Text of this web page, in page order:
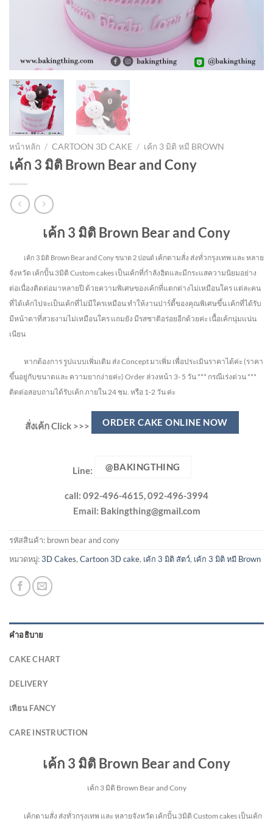
หน้าหลัก / CARTOON 3D CAKE / เค้ก 3 มิติ หมี BROWN
เค้ก 3 มิติ Brown Bear and Cony
เค้ก 3 มิติ Brown Bear and Cony
เค้ก 3 มิติ Brown Bear and Conyขนาด 2 ปอนด์ เค้กตามสั่ง ส่งทั่วกรุงเทพ และ หลาย
จังหวัด เค้กปั้น 3มิติ Custom cakes เป็นเค้กที่กำลังฮิตและมีกระแสความนิยมอย่าง
ต่อเนื่องติดต่อมาหลายปี ด้วยความพิเศษของเค้กที่แตกต่างไม่เหมือนใคร แต่ละคน
ที่ได้เค้กไปจะเป็นเค้กที่ไม่มีใครเหมือน ทำให้งานปาร์ตี้ของคุณพิเศษขึ้น เค้กที่ได้รับ
มีหน้าตาที่สวยงามไม่เหมือนใคร แถมยัง มีรสชาติอร่อยอีกด้วยค่ะ เนื้อเค้กนุ่มแน่น
เนียน
หากต้องการ รูปแบบเพิ่มเติม ส่ง Concept มาเพิ่ม เพื่อประเมินราคาได้ค่ะ (ราคา
ขึ้นอยู่กับขนาดและ ความยากง่ายค่ะ) Order ล่วงหน้า 3- 5 วัน *** กรณีเร่งด่วน ***
ติดต่อสอบถามได้รับเค้ก ภายใน 24 ชม. หรือ 1-2 วัน ค่ะ
สั่งเค้ก Click >>> ORDER CAKE ONLINE NOW
Line: @BAKINGTHING
call: 092-496-4615, 092-496-3994
Email: Bakingthing@gmail.com
รหัสสินค้า: brown bear and cony
หมวดหมู่:3D Cakes, Cartoon 3D cake, เค้ก 3 มิติ สัตว์, เค้ก 3 มิติ หมี Brown
คำอธิบาย
CAKE CHART
DELIVERY
เทียน FANCY
CARE INSTRUCTION
เค้ก 3 มิติ Brown Bear and Cony
เค้ก 3 มิติ Brown Bear and Cony
เค้กตามสั่ง ส่งทั่วกรุงเทพ และ หลายจังหวัด เค้กปั้น 3มิติ Custom cakes เป็นเค้ก